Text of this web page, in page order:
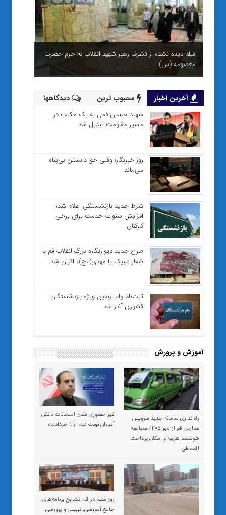
فیلم دیده نشده از تشرف رهبر شهید انقلاب به حرم حضرت
معصومه (س)
آخرین اخبار محبوب ترین دیدگاهها
شهید حسین قمی به یک مکتب در
مسیر مقاومت تبدیل شد
روز خبرنگار؛ وقتی حق دانستن بی‌پناه
می‌ماند
شرط جدید بازنشستگی اعلام شد؛
افزایش سنوات خدمت برای برخی
کارکنان
طرح جدید دیوارنگاره بزرگ انقلاب قم با
شعار «لبیک یا مهدی(عج)» اکران شد.
ثبت‌نام وام اربعین ویژه بازنشستگان
کشوری آغاز شد
آموزش و پرورش
راه‌اندازی سامانه جدید سرویس
مدارس قم از مهر ۱۴۰۵؛ محاسبه
هوشمند هزینه و امکان پرداخت
اقساطی
غیر حضوری شدن امتحانات دانش
آموزان نوبت دوم از ۹ خردادماه
روز معلم در قم: تشریح برنامه‌های
جامع آموزشی، تربیتی و پرورشی